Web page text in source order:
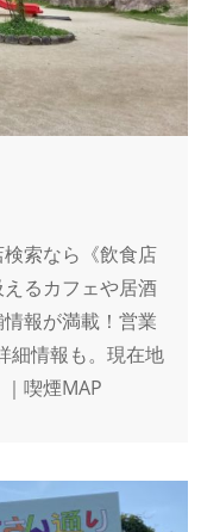
索なら《飲食店
るカフェや居酒
報が満載！営業
細情報も。現在地
喫煙MAP